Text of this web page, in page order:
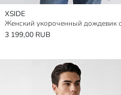
XSIDE
3 199,00 RUB